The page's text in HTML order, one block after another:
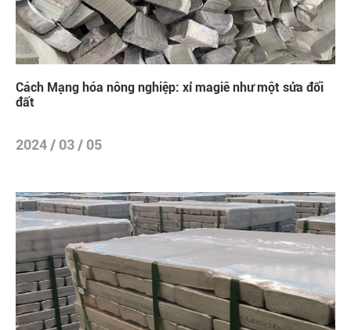
Cách Mạng hóa nông nghiệp: xỉ magiê như một sửa đổi
đất
2024 / 03 / 05